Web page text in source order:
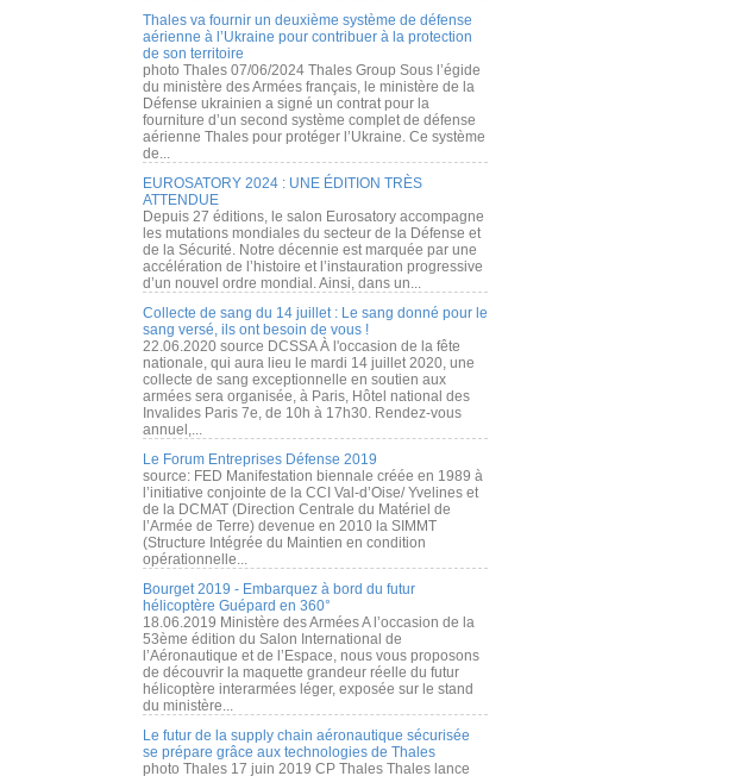
Thales va fournir un deuxième système de défense
aérienne à l’Ukraine pour contribuer à la protection
de son territoire
photo Thales 07/06/2024 Thales Group Sous l’égide
du ministère des Armées français, le ministère de la
Défense ukrainien a signé un contrat pour la
fourniture d’un second système complet de défense
aérienne Thales pour protéger l’Ukraine. Ce système
de...
EUROSATORY 2024 : UNE ÉDITION TRÈS
ATTENDUE
Depuis 27 éditions, le salon Eurosatory accompagne
les mutations mondiales du secteur de la Défense et
de la Sécurité. Notre décennie est marquée par une
accélération de l’histoire et l’instauration progressive
d’un nouvel ordre mondial. Ainsi, dans un...
Collecte de sang du 14 juillet : Le sang donné pour le
sang versé, ils ont besoin de vous !
22.06.2020 source DCSSA À l'occasion de la fête
nationale, qui aura lieu le mardi 14 juillet 2020, une
collecte de sang exceptionnelle en soutien aux
armées sera organisée, à Paris, Hôtel national des
Invalides Paris 7e, de 10h à 17h30. Rendez-vous
annuel,...
Le Forum Entreprises Défense 2019
source: FED Manifestation biennale créée en 1989 à
l’initiative conjointe de la CCI Val-d’Oise/ Yvelines et
de la DCMAT (Direction Centrale du Matériel de
l’Armée de Terre) devenue en 2010 la SIMMT
(Structure Intégrée du Maintien en condition
opérationnelle...
Bourget 2019 - Embarquez à bord du futur
hélicoptère Guépard en 360°
18.06.2019 Ministère des Armées A l’occasion de la
53ème édition du Salon International de
l’Aéronautique et de l’Espace, nous vous proposons
de découvrir la maquette grandeur réelle du futur
hélicoptère interarmées léger, exposée sur le stand
du ministère...
Le futur de la supply chain aéronautique sécurisée
se prépare grâce aux technologies de Thales
photo Thales 17 juin 2019 CP Thales Thales lance